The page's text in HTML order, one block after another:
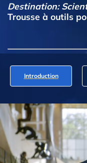
Destination:
Trousse à outils
Introduction